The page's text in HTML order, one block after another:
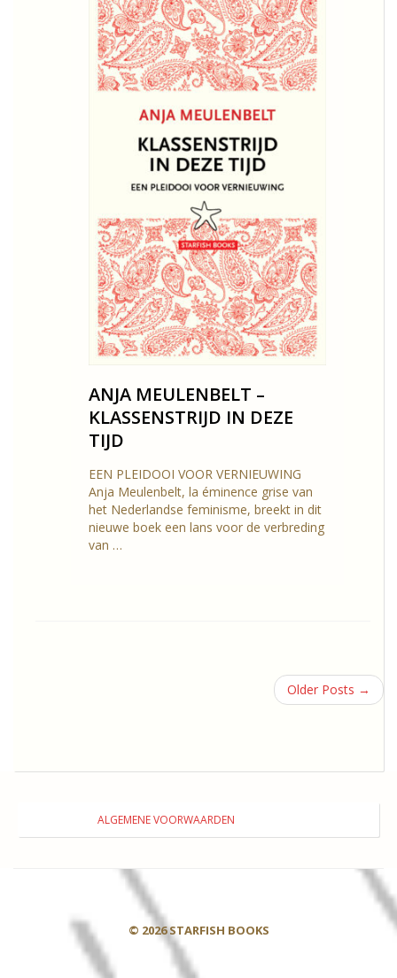
ANJA MEULENBELT –
KLASSENSTRIJD IN DEZE
TIJD
EEN PLEIDOOI VOOR VERNIEUWING
Anja Meulenbelt, la éminence grise van
het Nederlandse feminisme, breekt in dit
nieuwe boek een lans voor de verbreding
van …
Older Posts →
ALGEMENE VOORWAARDEN
© 2026 STARFISH BOOKS